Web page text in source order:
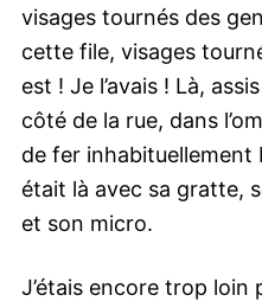
visages tournés des
cette file, visages
est ! Je l’avais ! Là,
côté de la rue, dans
de fer inhabituellement
était là avec sa gratte,
et son micro.
J’étais encore trop loin